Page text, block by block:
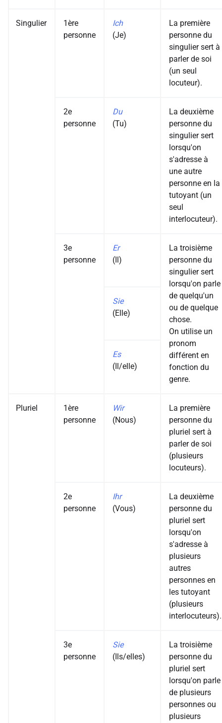
Singulier
1ère
personne
Ich
(Je)
La première
personne du
singulier sert à
parler de soi
(un seul
locuteur).
2e
personne
Du
(Tu)
La deuxième
personne du
singulier sert
lorsqu'on
s'adresse à
une autre
personne en la
tutoyant (un
seul
interlocuteur).
3e
personne
Er
(Il)
La troisième
personne du
singulier sert
lorsqu'on parle
de quelqu'un
ou de quelque
chose.
On utilise un
pronom
différent en
fonction du
genre.
Sie
(Elle)
Es
(Il/elle)
Pluriel
1ère
personne
Wir
(Nous)
La première
personne du
pluriel sert à
parler de soi
(plusieurs
locuteurs).
2e
personne
Ihr
(Vous)
La deuxième
personne du
pluriel sert
lorsqu'on
s'adresse à
plusieurs
autres
personnes en
les tutoyant
(plusieurs
interlocuteurs).
3e
personne
Sie
(Ils/elles)
La troisième
personne du
pluriel sert
lorsqu'on parle
de plusieurs
personnes ou
plusieurs